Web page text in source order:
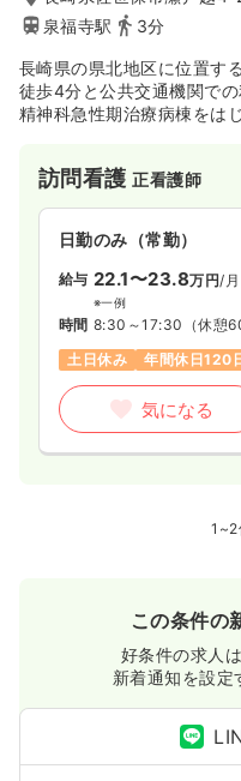
泉福寺駅
3分
長崎県の県北地区に位置す
徒歩4分と公共交通機関で
精神科急性期治療病棟をは
昭和26年に前身となる佐世
上にわたり地域に貢献して
訪問看護正看護師
日勤のみ（常勤）
給与 22.1〜23.8万円/月
※一例
時間 8:30～17:30 （休憩
土日休み
年間休日120
気になる
1~2
この条件の
好条件の求人
新着通知を設定